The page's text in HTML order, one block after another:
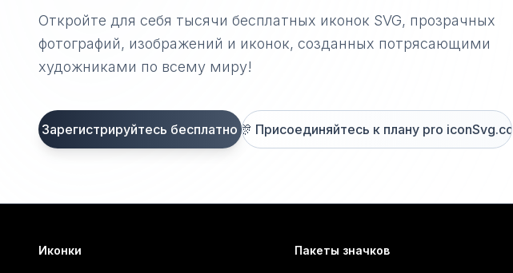
Откройте для себя тысячи бесплатных иконок SVG, прозрачных
фотографий, изображений и иконок, созданных потрясающими
художниками по всему миру!
Зарегистрируйтесь бесплатно 🎊 Присоединяйтесь к плану pro iconSvg.co
Иконки Пакеты значков